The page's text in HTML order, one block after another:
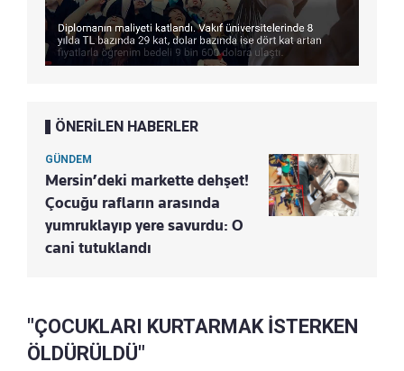
ÖNERİLEN HABERLER
GÜNDEM
Mersin’deki markette dehşet!
Çocuğu rafların arasında
yumruklayıp yere savurdu: O
cani tutuklandı
"ÇOCUKLARI KURTARMAK İSTERKEN
ÖLDÜRÜLDÜ"